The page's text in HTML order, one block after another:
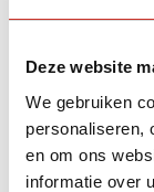
Deze website
We gebruiken
personaliseren,
en om ons
informatie over
regelmatig
sommige
slapen in